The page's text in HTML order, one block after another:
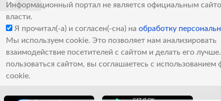
Информационный портал не является официальным
власти.
Я прочитал(-а) и согласен(-сна) на обработку
Мы используем cookie. Это позволяет нам анализировать
взаимодействие посетителей с сайтом и делать его
пользоваться сайтом, вы соглашаетесь с использованием
cookie.